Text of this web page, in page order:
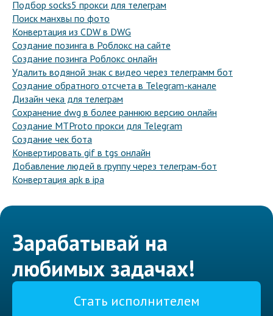
Подбор socks5 прокси для телеграм
Поиск манхвы по фото
Конвертация из CDW в DWG
Создание позинга в Роблокс на сайте
Создание позинга Роблокс онлайн
Удалить водяной знак с видео через телеграмм бот
Создание обратного отсчета в Telegram-канале
Дизайн чека для телеграм
Сохранение dwg в более раннюю версию онлайн
Создание MTProto прокси для Telegram
Создание чек бота
Конвертировать gif в tgs онлайн
Добавление людей в группу через телеграм-бот
Конвертация apk в ipa
Зарабатывай на
любимых задачах!
Стать исполнителем